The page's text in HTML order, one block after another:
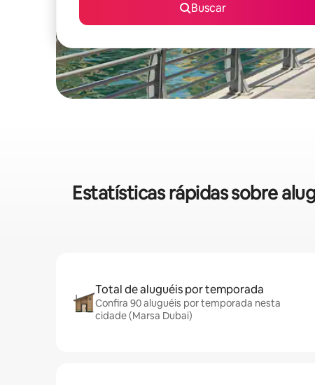
Buscar
Estatísticas rápidas sobre
Total de aluguéis por temporada
Confira 90 aluguéis por temporada nesta
cidade (Marsa Dubai)